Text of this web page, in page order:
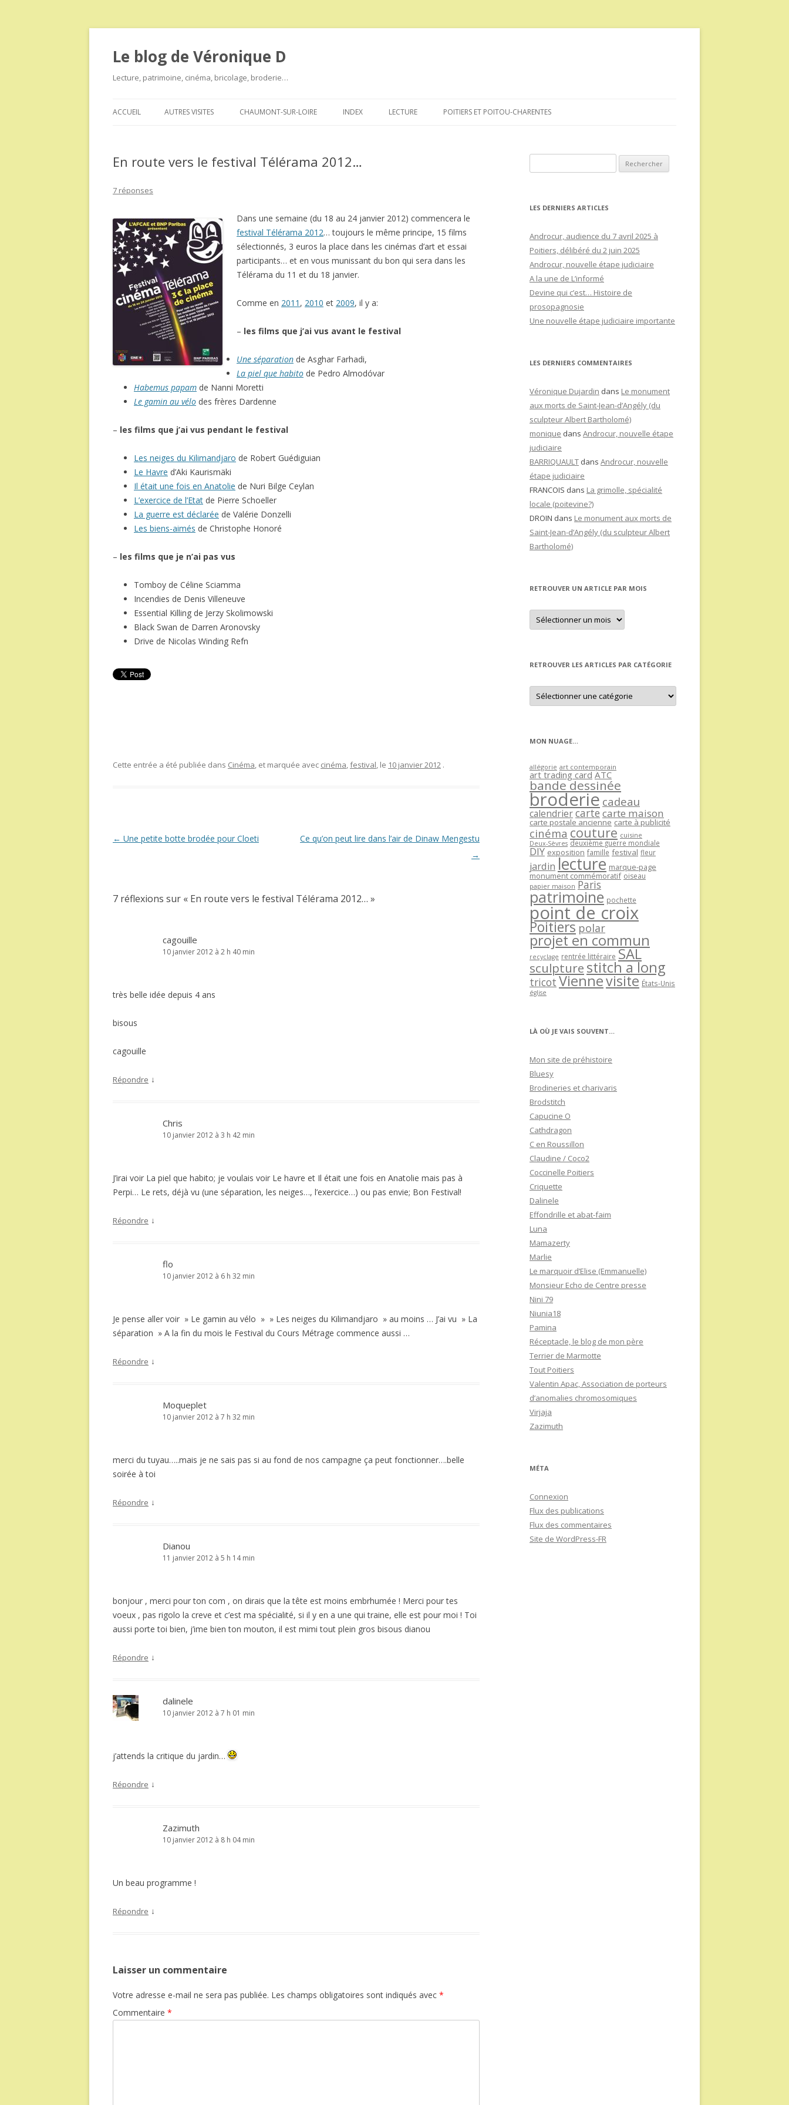
Le blog de Véronique D
Lecture, patrimoine, cinéma, bricolage, broderie…
au
ACCUEIL AUTRES VISITES CHAUMONT-SUR-LOIRE INDEX LECTURE POITIERS ET POITOU-CHARENTES
En route vers le festival Télérama 2012…
7 réponses
Dans une semaine (du 18 au 24 janvier 2012) commencera le
festival Télérama 2012… toujours le même principe, 15 films
sélectionnés, 3 euros la place dans les cinémas d’art et essai
participants… et en vous munissant du bon qui sera dans les
Télérama du 11 et du 18 janvier.
Comme en 2011 , 2010 et 2009, il y a:
– les films que j’ai vus avant le festival
Une séparation de Asghar Farhadi,
La piel que habito de Pedro Almodóvar
Habemus papam de Nanni Moretti
Le gamin au vélo des frères Dardenne
– les films que j’ai vus pendant le festival
Les neiges du Kilimandjaro de Robert Guédiguian
Le Havre d’Aki Kaurismäki
Il était une fois en Anatolie de Nuri Bilge Ceylan
L’exercice de l’Etat de Pierre Schoeller
La guerre est déclarée de Valérie Donzelli
Les biens-aimés de Christophe Honoré
– les films que je n’ai pas vus
Tomboy de Céline Sciamma
Incendies de Denis Villeneuve
Essential Killing de Jerzy Skolimowski
Black Swan de Darren Aronovsky
Drive de Nicolas Winding Refn
Cette entrée a été publiée dans Cinéma, et marquée avec cinéma,festival, le 10 janvier 2012 .
Navigation
← Une petite botte brodée pour Cloeti
Ce qu’on peut lire dans l’air de Dinaw Mengestu
→
7 réflexions sur « En route vers le festival Télérama 2012… »
cagouille
10 janvier 2012 à 2 h 40 min
très belle idée depuis 4 ans
bisous
cagouille
Répondre ↓
Chris
10 janvier 2012 à 3 h 42 min
J’irai voir La piel que habito; je voulais voir Le havre et Il était une fois en Anatolie mais pas à
Perpi… Le rets, déjà vu (une séparation, les neiges…, l’exercice…) ou pas envie; Bon Festival!
Répondre ↓
flo
10 janvier 2012 à 6 h 32 min
Je pense aller voir » Le gamin au vélo » » Les neiges du Kilimandjaro » au moins … J’ai vu » La
séparation » A la fin du mois le Festival du Cours Métrage commence aussi …
Répondre ↓
Moqueplet
10 janvier 2012 à 7 h 32 min
merci du tuyau…..mais je ne sais pas si au fond de nos campagne ça peut fonctionner….belle
soirée à toi
Répondre ↓
Dianou
11 janvier 2012 à 5 h 14 min
bonjour , merci pour ton com , on dirais que la tête est moins embrhumée ! Merci pour tes
voeux , pas rigolo la creve et c’est ma spécialité, si il y en a une qui traine, elle est pour moi ! Toi
aussi porte toi bien, j’ime bien ton mouton, il est mimi tout plein gros bisous dianou
Répondre ↓
dalinele
10 janvier 2012 à 7 h 01 min
j’attends la critique du jardin…
Répondre ↓
Zazimuth
10 janvier 2012 à 8 h 04 min
Un beau programme !
Répondre ↓
Laisser un commentaire
Votre adresse e-mail ne sera pas publiée. Les champs obligatoires sont indiqués avec *
Commentaire *
LES DERNIERS ARTICLES
Androcur, audience du 7 avril 2025 à
Poitiers, délibéré du 2 juin 2025
Androcur, nouvelle étape judiciaire
A la une de L’informé
Devine qui c’est… Histoire de
prosopagnosie
Une nouvelle étape judiciaire importante
LES DERNIERS COMMENTAIRES
Véronique Dujardin dans Le monument
aux morts de Saint-Jean-d’Angély (du
sculpteur Albert Bartholomé)
monique dans Androcur, nouvelle étape
judiciaire
BARRIQUAULT dans Androcur, nouvelle
étape judiciaire
FRANCOIS dans La grimolle, spécialité
locale (poitevine?)
DROIN dans Le monument aux morts de
Saint-Jean-d’Angély (du sculpteur Albert
Bartholomé)
RETROUVER UN ARTICLE PAR MOIS
Retrouver
un
article
RETROUVER LES ARTICLES PAR CATÉGORIE
Retrouver
les
articles
MON NUAGE…
allégorie art contemporain
art trading card ATC
bande dessinée
broderie cadeau
calendriercartecarte maison
carte postale ancienne carte à publicité
cinéma couture cuisine
Deux-Sèvres deuxième guerre mondiale
DIY exposition famille festival fleur
jardin lecture marque-page
monument commémoratif oiseau
papier maison Paris
patrimoine pochette
point de croix
Poitiers polar
projet en commun
recyclage rentrée littéraire SAL
sculpture stitch a long
tricot Viennevisite États-Unis
église
LÀ OÙ JE VAIS SOUVENT…
Mon site de préhistoire
Bluesy
Brodineries et charivaris
Brodstitch
Capucine O
Cathdragon
C en Roussillon
Claudine / Coco2
Coccinelle Poitiers
Criquette
Dalinele
Effondrille et abat-faim
Luna
Mamazerty
Marlie
Le marquoir d’Elise (Emmanuelle)
Monsieur Echo de Centre presse
Nini 79
Niunia18
Pamina
Réceptacle, le blog de mon père
Terrier de Marmotte
Tout Poitiers
Valentin Apac, Association de porteurs
d’anomalies chromosomiques
Virjaja
Zazimuth
MÉTA
Connexion
Flux des publications
Flux des commentaires
Site de WordPress-FR